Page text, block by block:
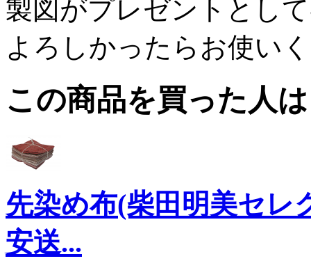
製図がプレゼントとし
よろしかったらお使い
この商品を買った人
先染め布(柴田明美セ
安送...